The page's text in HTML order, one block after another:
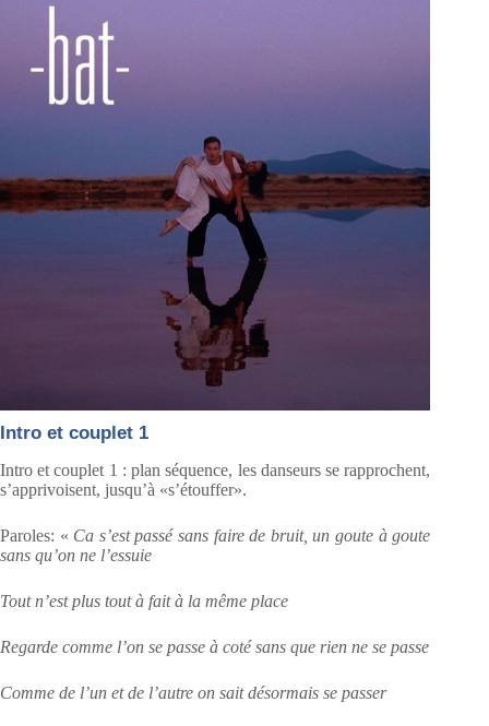
Intro et couplet 1
Intro et couplet 1 : plan séquence, les danseurs se rapprochent,
s’apprivoisent, jusqu’à «s’étouffer».
Paroles: « Ca s’est passé sans faire de bruit, un goute à goute
sans qu’on ne l’essuie
Tout n’est plus tout à fait à la même place
Regarde comme l’on se passe à coté sans que rien ne se passe
Comme de l’un et de l’autre on sait désormais se passer